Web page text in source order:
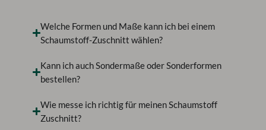
Welche Formen und Maße kann ich bei einem
Schaumstoff-Zuschnitt wählen?
Kann ich auch Sondermaße oder Sonderformen
bestellen?
Wie messe ich richtig für meinen Schaumstoff
Zuschnitt?